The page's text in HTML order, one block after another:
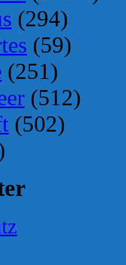
(294)
(59)
(251)
(512)
(502)